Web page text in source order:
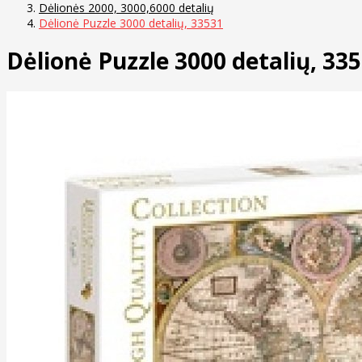
Dėlionės 2000, 3000,6000 detalių
Dėlionė Puzzle 3000 detalių, 33531
Dėlionė Puzzle 3000 detalių,